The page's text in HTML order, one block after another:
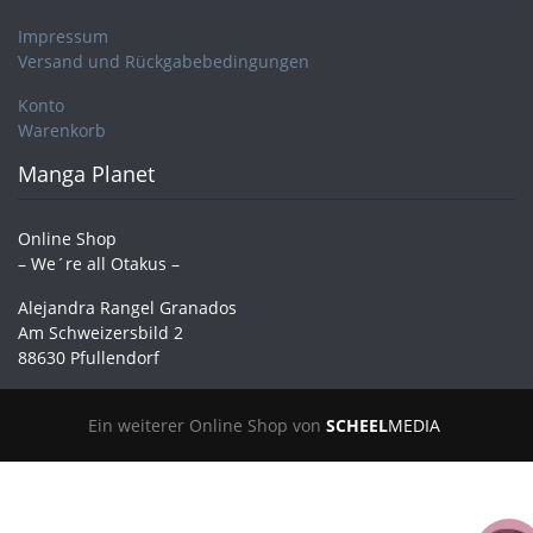
Impressum
Versand und Rückgabebedingungen
Konto
Warenkorb
Manga Planet
Online Shop
– We´re all Otakus –
Alejandra Rangel Granados
Am Schweizersbild 2
88630 Pfullendorf
Ein weiterer Online Shop von SCHEELMEDIA